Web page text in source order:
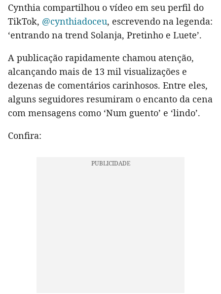
Cynthia compartilhou o vídeo em seu perfil do
TikTok, @cynthiadoceu, escrevendo na legenda:
‘entrando na trend Solanja, Pretinho e Luete’.
A publicação rapidamente chamou atenção,
alcançando mais de 13 mil visualizações e
dezenas de comentários carinhosos. Entre eles,
alguns seguidores resumiram o encanto da cena
com mensagens como ‘Num guento’ e ‘lindo’.
Confira: